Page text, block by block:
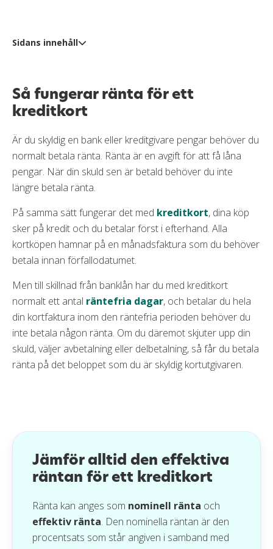
Aviavgift
Förseningsavgift
Övertrasseringsavgift
Gratis extrakort
Ja
Krav
Minst 18 år
Inkomst på minst 12 500 kr /mån
Inga betalningsanmärkningar
Mobila betalningsmetoder
Google pay
Apple pay
Samsung pay
Swedbank Mastercard kanske inte är det mest
Läs mer om Swedbank Mastercard
Sidans innehåll
Jämför alltid den effektiva räntan för ett kreditkort
Räkneexempel
Skillnad mellan fast och individuell ränta
Fördelar och nackdelar med billiga kreditkort
Slipp onödiga avgifter för ett kreditkort
Avgifter kan tillkomma vid räntefri delbetalning
Hur dyrt blir räntefri delbetalning?
Viktigt att tänka på när du väljer kreditkort med låg
Räkna på vilket kreditkort som är billigast
Frågor och svar om kreditkort med låg ränta
Så fungerar ränta för ett
kreditkort
Är du skyldig en bank eller kreditgivare pengar behöver du
normalt betala ränta. Ränta är en avgift för att få låna
pengar. När din skuld sen är betald behöver du inte
längre betala ränta.
På samma sätt fungerar det med kreditkort, dina köp
sker på kredit och du betalar först i efterhand. Alla
kortköpen hamnar på en månadsfaktura som du behöver
betala innan förfallodatumet.
Men till skillnad från banklån har du med kreditkort
normalt ett antal räntefria dagar, och betalar du hela
din kortfaktura inom den räntefria perioden behöver du
inte betala någon ränta. Om du däremot skjuter upp din
skuld, väljer avbetalning eller delbetalning, så får du betala
ränta på det beloppet som du är skyldig kortutgivaren.
Jämför alltid den effektiva
räntan för ett kreditkort
Ränta kan anges som nominell ränta och
effektiv ränta. Den nominella räntan är den
procentsats som står angiven i samband med